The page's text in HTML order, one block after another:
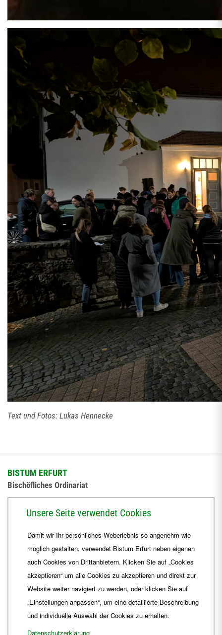
Text und Fotos: Lukas Hennecke
BISTUM ERFURT
Bischöfliches Ordinariat
+49 361 6572-444
E-Mail ordinariat@Bistum-Erfurt.de
Unsere Seite verwendet Cookies
Damit wir Ihr persönliches Weberlebnis so angenehm wie
möglich gestalten, verwendet Bistum Erfurt neben eigenen
auch Cookies von Drittanbietern. Klicken Sie auf „Cookies
akzeptieren“ um alle Cookies zu akzeptieren und direkt zur
Website weiter navigiert zu werden, oder klicken Sie auf
„Einstellungen anpassen“, um eine detaillierte Beschreibung
und individuelle Auswahl der Cookies zu erhalten.
Datenschutzerklärung